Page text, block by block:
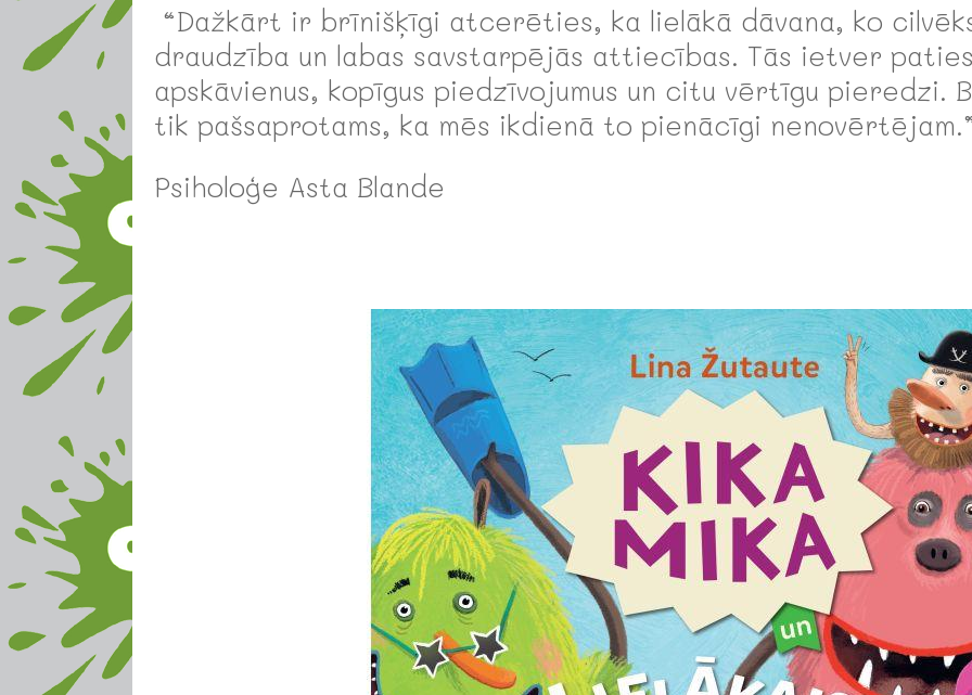
“Dažkārt ir brīnišķīgi atcerēties, ka lielākā dāvana, ko
draudzība un labas savstarpējās attiecības. Tās ietver
apskāvienus, kopīgus piedzīvojumus un citu vērtīgu pieredzi.
tik pašsaprotams, ka mēs ikdienā to pienācīgi
Psiholoģe Asta Blande